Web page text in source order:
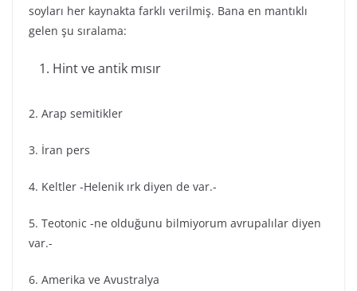
soyları her kaynakta farklı verilmiş. Bana en mantıklı
gelen şu sıralama:
Hint ve antik mısır
2. Arap semitikler
3. İran pers
4. Keltler -Helenik ırk diyen de var.-
5. Teotonic -ne olduğunu bilmiyorum avrupalılar diyen
var.-
6. Amerika ve Avustralya